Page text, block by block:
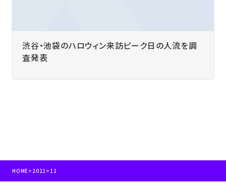
渋谷・池袋のハロウィン来訪ピーク日の人流を調
査発表
HOME> 2021 > 11